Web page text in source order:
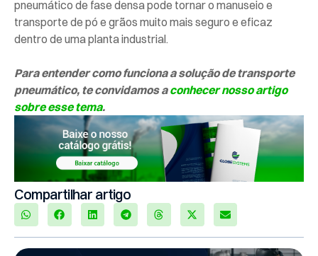
pneumático de fase densa pode tornar o manuseio e
transporte de pó e grãos muito mais seguro e eficaz
dentro de uma planta industrial.
Para entender como funciona a solução de transporte
pneumático, te convidamos aconhecer nosso artigo
sobre esse tema.
Compartilhar artigo